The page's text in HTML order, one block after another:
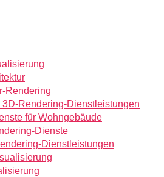
Rendering
3D-Rendering-Dienstleistungen
für Wohngebäude
Dienste
Dienstleistungen